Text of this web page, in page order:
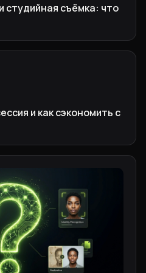
студийная съёмка: что
и как сэкономить с